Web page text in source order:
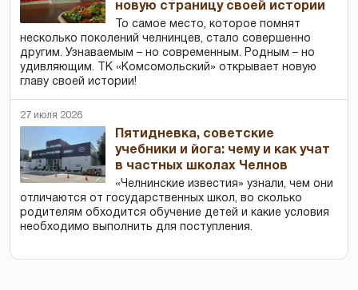
новую страницу своей истории
То самое место, которое помнят
несколько поколений челнинцев, стало совершенно
другим. Узнаваемым – но современным. Родным – но
удивляющим. ТК «Комсомольский» открывает новую
главу своей истории!
27 июля 2026
Пятидневка, советские
учебники и йога: чему и как учат
в частных школах Челнов
«Челнинские известия» узнали, чем они
отличаются от государственных школ, во сколько
родителям обходится обучение детей и какие условия
необходимо выполнить для поступления.